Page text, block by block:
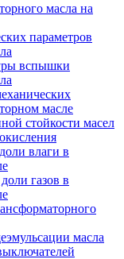
масла на
параметров
вспышки
масле
стойкости масел
влаги в
газов в
масла